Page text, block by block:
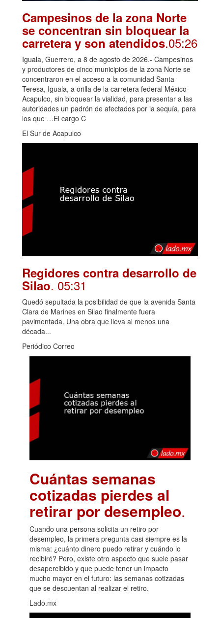
Campesinos de la zona Norte
se concentran sin bloquear la
carretera y son atendidos.05:26
Iguala, Guerrero, a 8 de agosto de 2026.- Campesinos
y productores de cinco municipios de la zona Norte se
concentraron en el acceso a la comunidad Santa
Teresa, Iguala, a orilla de la carretera federal México-
Acapulco, sin bloquear la vialidad, para presentar a las
autoridades un padrón de afectados por la sequía, para
los que …El cargo C
El Sur de Acapulco
Regidores contra desarrollo de
Silao. 05:31
Quedó sepultada la posibilidad de que la avenida Santa
Clara de Marines en Silao finalmente fuera
pavimentada. Una obra que lleva al menos una
década...
Periódico Correo
Cuántas semanas
cotizadas pierdes al
retirar por desempleo.
Cuando una persona solicita un retiro por
desempleo, la primera pregunta casi siempre es la
misma: ¿cuánto dinero puedo retirar y cuándo lo
recibiré? Pero, existe otro aspecto que suele pasar
desapercibido y que puede tener un impacto
mucho mayor en el futuro: las semanas cotizadas
que se descuentan al realizar el retiro.
Lado.mx